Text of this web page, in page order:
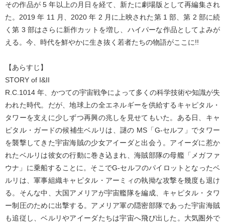
その作品が 5 年以上の月日を経て、新たに劇場版として再編集され
た。2019 年 11 月、2020 年 2 月に上映された第 1 部、第 2 部に続
く第 3 部はさらに新作カットを増し、ハイパーな作品としてよみが
える。今、時代を鮮やかに生き抜く若者たちの物語がここに!!
【あらすじ】
STORY of I&II
R.C.1014 年、かつての宇宙戦争によって多くの科学技術や知識が失
われた時代。だが、地球上の全エネルギーを供給するキャピタル・
タワーを支えに少しずつ再興の兆しを見せてもいた。ある日、キャ
ピタル・ガードの候補生ベルリは、謎の MS「G-セルフ」でタワー
を襲撃してきた宇宙海賊の少女アイーダと出会う。アイーダに惹か
れたベルリは彼女の行動に巻き込まれ、海賊部隊の母艦「メガファ
ウナ」に乗船することに。そこでG-セルフのパイロットとなったベ
ルリは、軍事組織キャピタル・アーミィの執拗な攻撃を幾度も退け
る。そんな中、大国アメリアが宇宙艦隊を編成、キャピタル・タワ
ー制圧のために出撃する。アメリア軍の隠密部隊であった宇宙海賊
も追従し、ベルリやアイーダたちは宇宙へ飛び出した。大気圏外で